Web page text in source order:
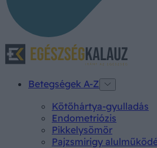
Betegségek A-Z
Kötőhártya-gyulladás
Endometriózis
Pikkelysömör
Pajzsmirigy